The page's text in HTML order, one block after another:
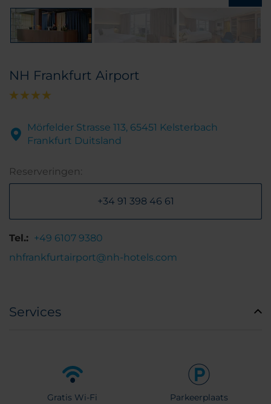
NH Frankfurt Airport
Mörfelder Strasse 113, 65451 Kelsterbach
Frankfurt Duitsland
Reserveringen:
+34 91 398 46 61
Tel.: +49 6107 9380
nhfrankfurtairport@nh-hotels.com
Services
Gratis Wi-Fi Parkeerplaats